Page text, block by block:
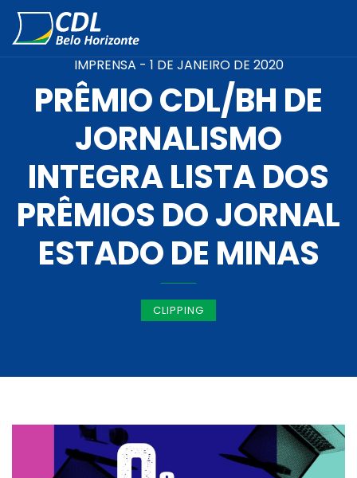
IMPRENSA - 1 DE JANEIRO DE 2020
PRÊMIO CDL/BH DE
JORNALISMO
INTEGRA LISTA DOS
PRÊMIOS DO JORNAL
ESTADO DE MINAS
CLIPPING